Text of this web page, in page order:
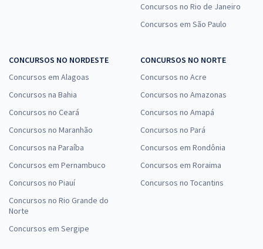
Concursos no Rio de Janeiro
Concursos em São Paulo
CONCURSOS NO NORDESTE
Concursos em Alagoas
Concursos na Bahia
Concursos no Ceará
Concursos no Maranhão
Concursos na Paraíba
Concursos em Pernambuco
Concursos no Piauí
Concursos no Rio Grande do
Norte
Concursos em Sergipe
CONCURSOS NO NORTE
Concursos no Acre
Concursos no Amazonas
Concursos no Amapá
Concursos no Pará
Concursos em Rondônia
Concursos em Roraima
Concursos no Tocantins